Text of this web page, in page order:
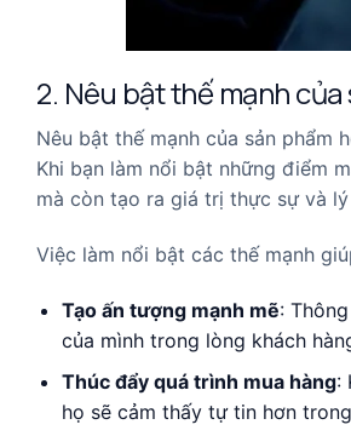
2. Nêu bật thế mạnh
Nêu bật thế mạnh của sản
Khi bạn làm nổi bật những điểm
mà còn tạo ra giá trị thực sự và
Việc làm nổi bật các thế mạnh
Tạo ấn tượng mạnh mẽ:
của mình trong lòng khách
Thúc đẩy quá trình mua hàng:
họ sẽ cảm thấy tự tin hơn